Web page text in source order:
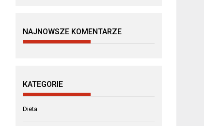
NAJNOWSZE KOMENTARZE
KATEGORIE
Dieta